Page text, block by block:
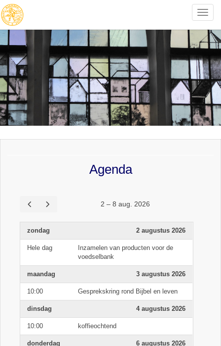
Toggle
Agenda
2 – 8 aug. 2026
zondag 2 augustus 2026
Hele dag
Inzamelen van producten voor de
voedselbank
maandag 3 augustus 2026
10:00 Gesprekskring rond Bijbel en leven
dinsdag 4 augustus 2026
10:00 koffieochtend
donderdag 6 augustus 2026